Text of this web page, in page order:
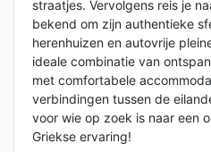
straatjes. Vervolgens reis je
bekend om zijn authentieke
herenhuizen en autovrije
ideale combinatie van
met comfortabele
verbindingen tussen de
voor wie op zoek is naar een
Griekse ervaring!